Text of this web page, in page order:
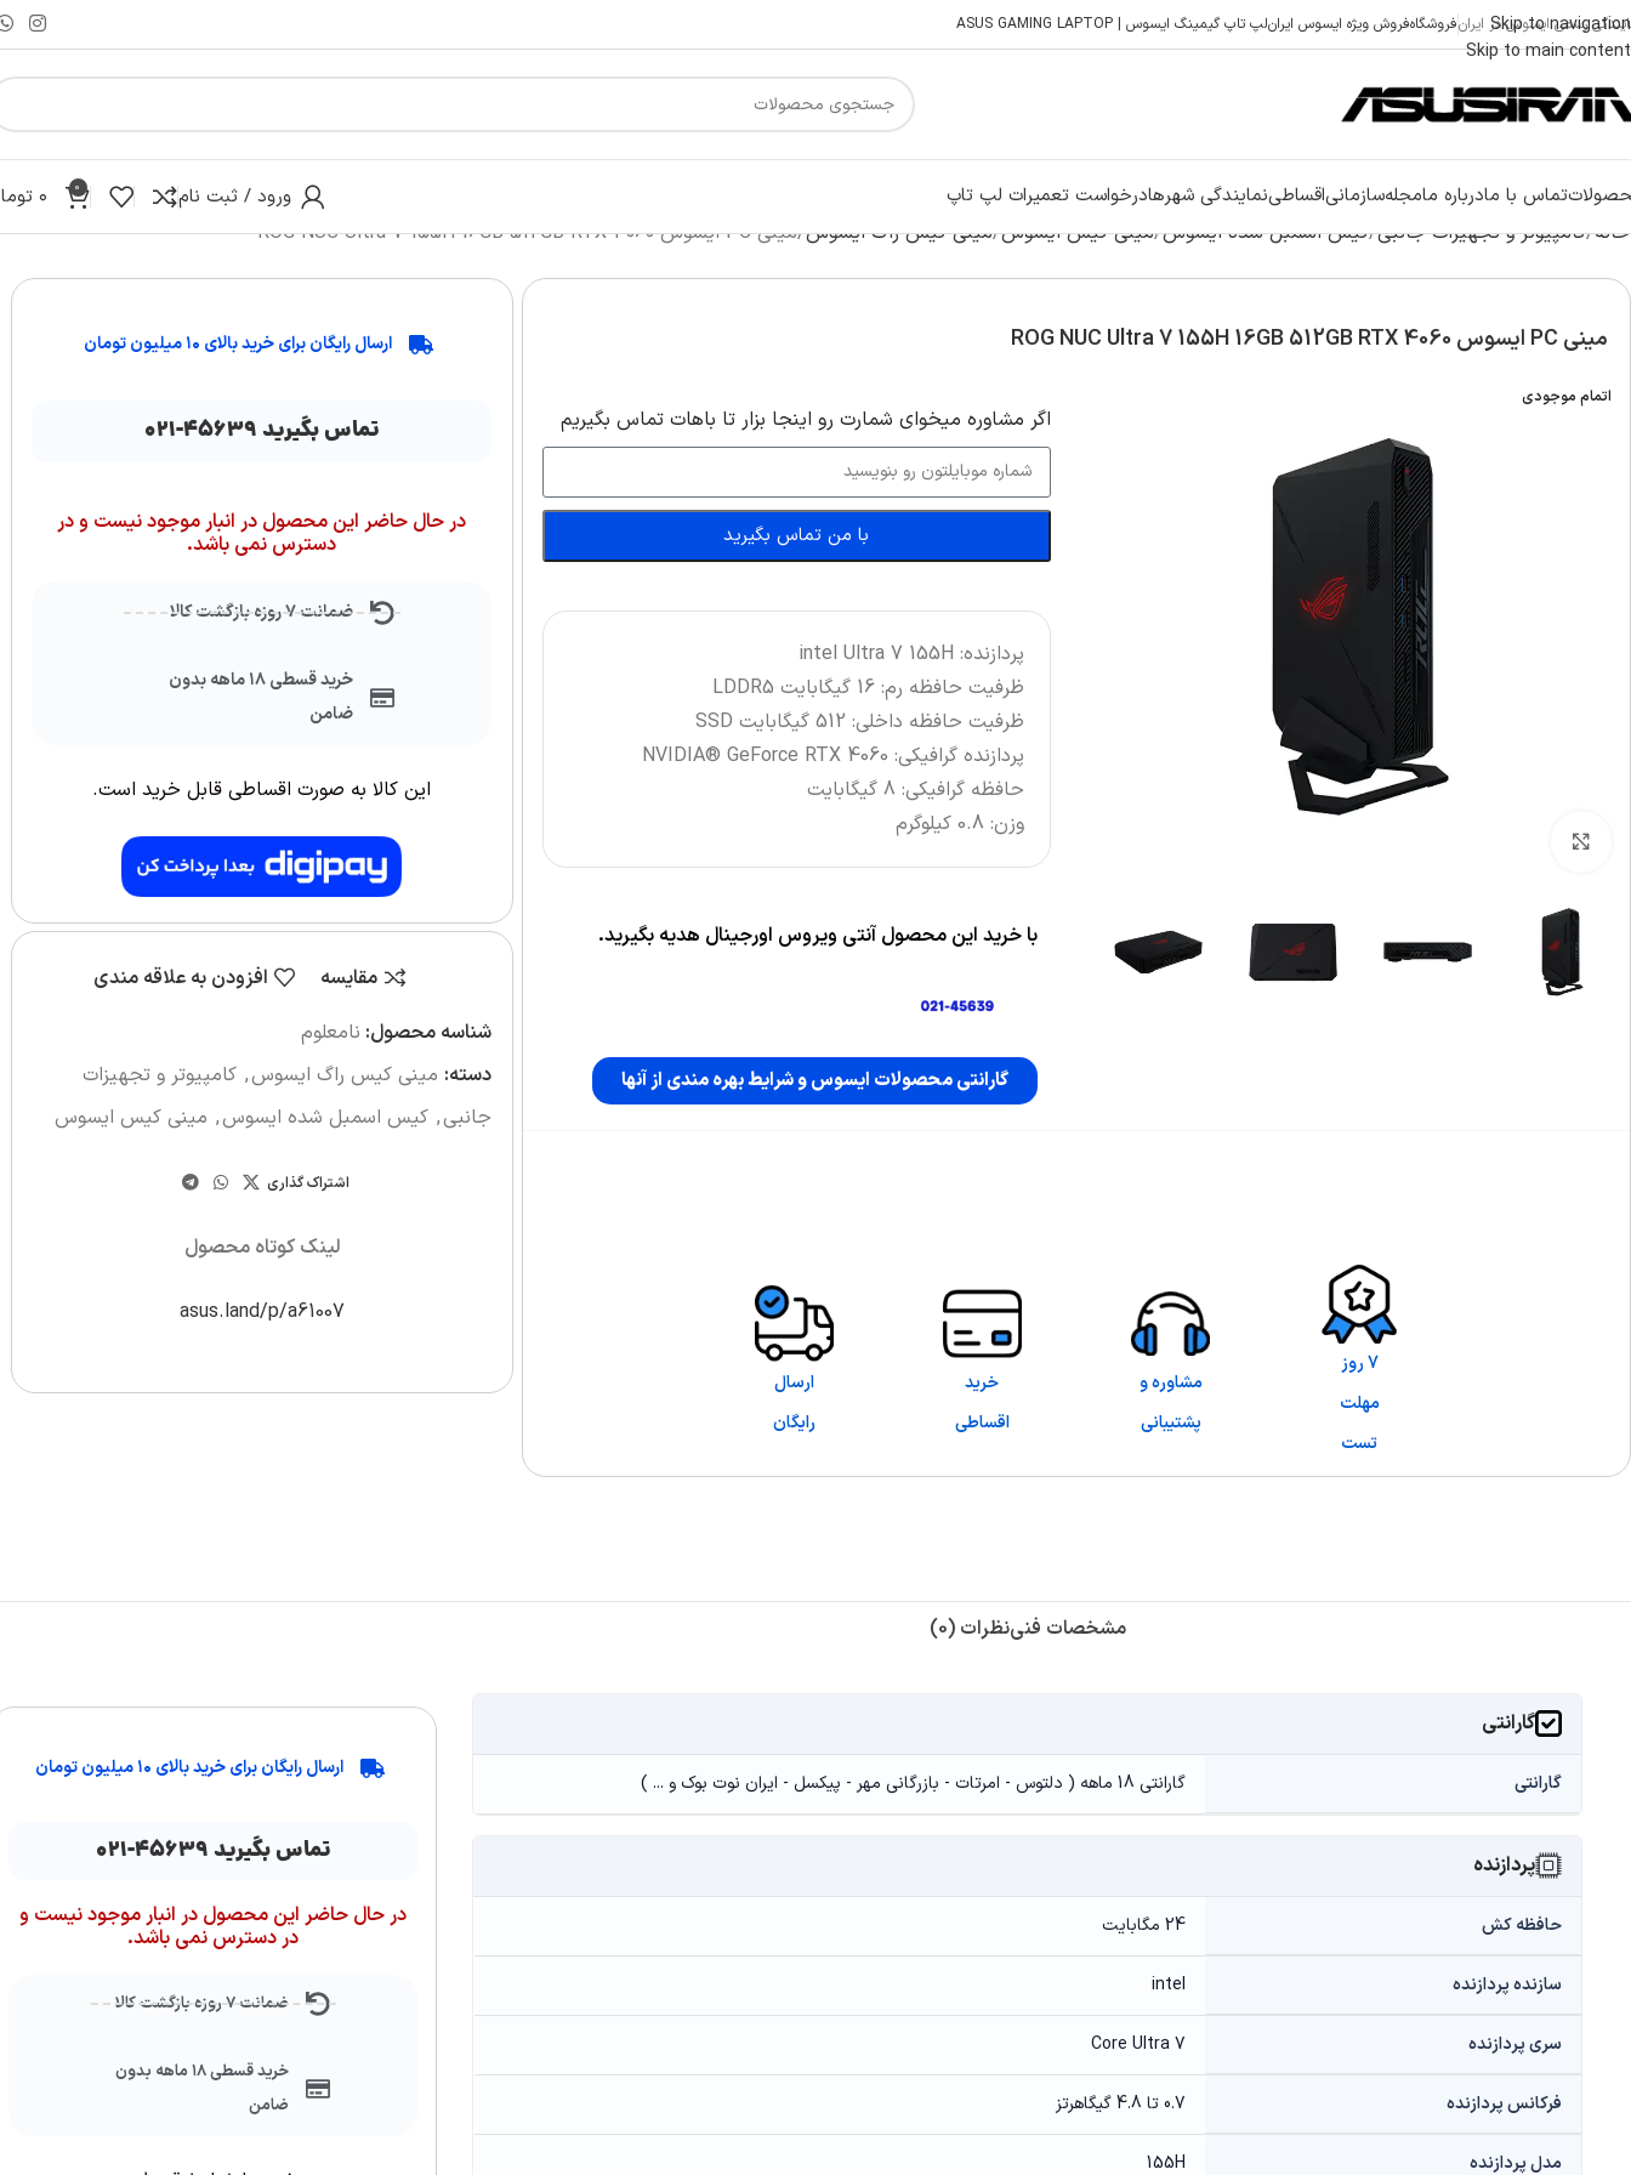
Skip to navigation
Skip to main content
رسمی ایسوس در ایرانفروشگاهفروش ویژه ایسوس ایرانلپ تاپ گیمینگ ایسوس | ASUS GAMING LAPTOP
تماس با مادرباره مامجلهسازمانیاقساطینمایندگی شهرهادرخواست تعمیرات لپ تاپ ورود / ثبت نام 0 ۰
خانه کامپیوتر و تجهیزات جانبی کیس اسمبل شده ایسوس مینی کیس ایسوس مینی کیس راگ ایسوس مینی PC ایسوس ROG NUC Ultra 7 155H 16GB 512GB RTX 4060
مینی PC ایسوس ROG NUC Ultra 7 155H 16GB 512GB RTX 4060
اتمام موجودی
اگر‌ مشاوره میخوای شمارت رو اینجا بزار تا باهات تماس بگیریم
با من تماس بگیرید
پردازنده: intel Ultra 7 155H
ظرفیت حافظه رم: 16 گیگابایت LDDR5
ظرفیت حافظه داخلی: 512 گیگابایت SSD
پردازنده گرافیکی: NVIDIA® GeForce RTX 4060
حافظه گرافیکی: 8 گیگابایت
وزن: 0.8 کیلوگرم
با خرید این محصول آنتی ویروس اورجینال هدیه بگیرید.
گارانتی محصولات ایسوس و شرایط بهره مندی از آنها
7 روز
مهلت
تست
مشاوره و
پشتیبانی
خرید
اقساطی
ارسال
رایگان
ارسال رایگان برای خرید بالای ۱۰ میلیون تومان
تماس بگیرید ۴۵۶۳۹-۰۲۱
در حال حاضر این محصول در انبار موجود نیست و در
دسترس نمی باشد.
ضمانت ۷ روزه بازگشت کالا
خرید قسطی ۱۸ ماهه بدون
ضامن
این کالا به صورت اقساطی قابل خرید است.
مقایسه
افزودن به علاقه مندی
شناسه محصول: نامعلوم
دسته: مینی کیس راگ ایسوس, کامپیوتر و تجهیزات
جانبی, کیس اسمبل شده ایسوس, مینی کیس ایسوس
اشتراک گذاری
لینک کوتاه محصول
asus.land/p/a61007
مشخصات فنینظرات (0)
گارانتی
گارانتی گارانتی 18 ماهه ( دلتوس - امرتات - بازرگانی مهر - پیکسل - ایران نوت بوک و ... )
پردازنده
حافظه کش 24 مگابایت
سازنده پردازنده intel
سری پردازنده Core Ultra 7
فرکانس پردازنده 0.7 تا 4.8 گیگاهرتز
مدل پردازنده 155H
ارسال رایگان برای خرید بالای ۱۰ میلیون تومان
تماس بگیرید ۴۵۶۳۹-۰۲۱
در حال حاضر این محصول در انبار موجود نیست و
در دسترس نمی باشد.
ضمانت ۷ روزه بازگشت کالا
خرید قسطی ۱۸ ماهه بدون
ضامن